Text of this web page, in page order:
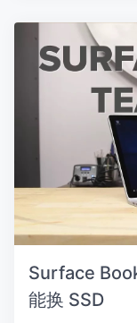
Surface
能换 SSD